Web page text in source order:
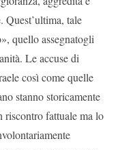
Quest’ultima, tale
quello assegnatogli
Le accuse di
così come quelle
stanno storicamente
riscontro fattuale ma lo